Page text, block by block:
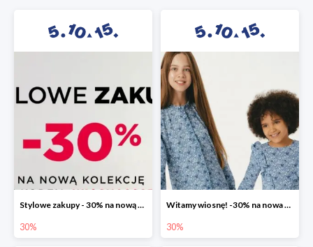
Stylowe zakupy - 30% na nową kolekcję
30%
Witamy wiosnę! -30% na nowa kolekcję
30%